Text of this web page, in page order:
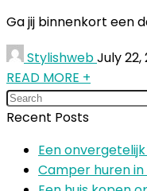
Ga jij binnenkort een
StylishwebJuly 22,
READ MORE +
Recent Posts
Een
Camper huren